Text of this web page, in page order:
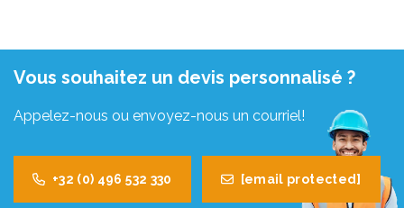
Vous souhaitez un devis personnalisé ?
Appelez-nous ou envoyez-nous un courriel!
+32 (0) 496 532 330 [email protected]